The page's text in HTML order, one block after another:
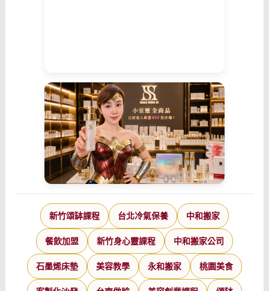
新竹頌缽課程 台北冷氣保養 中和搬家
餐飲加盟 新竹身心靈課程 中和搬家公司
石墨烯床墊 美容教學 永和搬家 桃園美食